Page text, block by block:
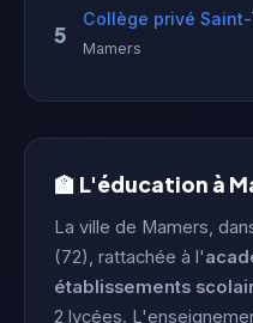
5
Collège privé
Mamers
🏫 L'éducation à
La ville de Mamers,
(72), rattachée à l'
établissements
2 lycées.